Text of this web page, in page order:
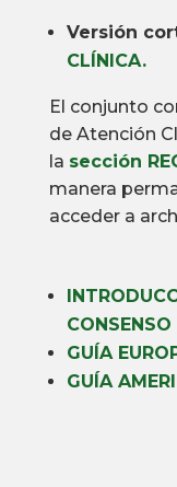
Versión
CLÍNICA.
El conjunto
de Atención
la sección
manera
acceder a
CONSENSO
GUÍA
GUÍA